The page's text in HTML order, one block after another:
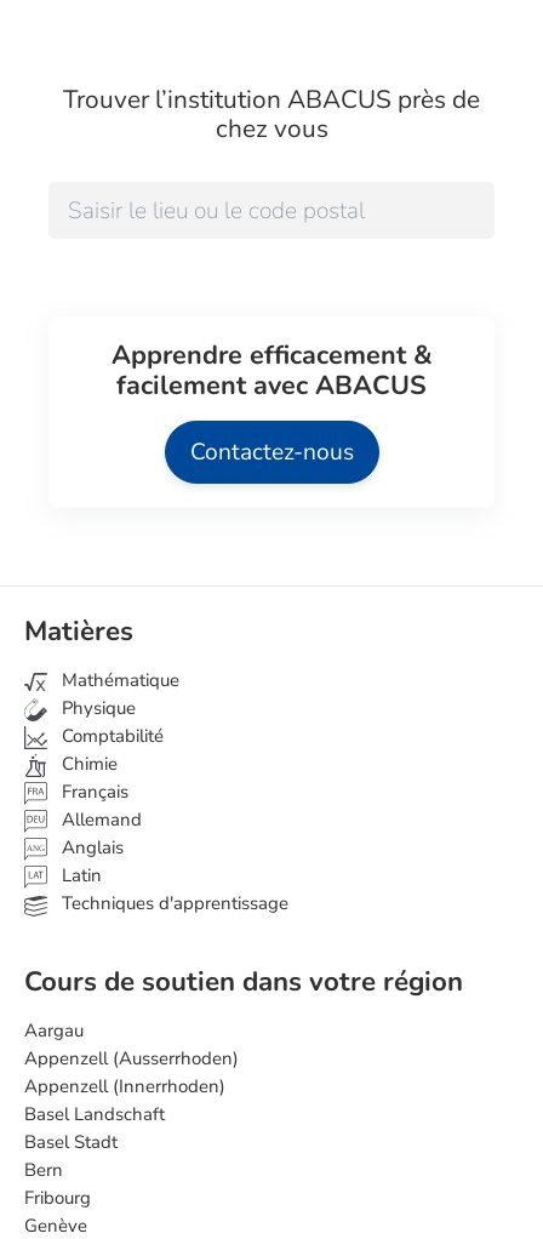
Trouver l’institution ABACUS près de
chez vous
Apprendre efficacement &
facilement avec ABACUS
Contactez-nous
Matières
Mathématique
Physique
Comptabilité
Chimie
Français
Allemand
ANG
Anglais
Latin
Techniques d'apprentissage
Cours de soutien dans votre région
Aargau
Appenzell (Ausserrhoden)
Appenzell (Innerrhoden)
Basel Landschaft
Basel Stadt
Bern
Fribourg
Genève